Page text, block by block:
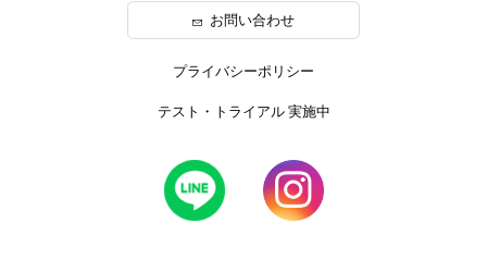
お問い合わせ
プライバシーポリシー
テスト・トライアル 実施中